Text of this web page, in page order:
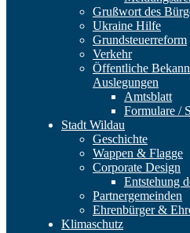
Grußwort des
Ukraine Hilfe
Grundsteuerreform
Verkehr
Öffentliche
Auslegungen
Amtsblatt
Formulare /
Stadt Wildau
Geschichte
Wappen & Flagge
Corporate Design
Entstehung
Partnergemeinden
Ehrenbürger &
Klimaschutz